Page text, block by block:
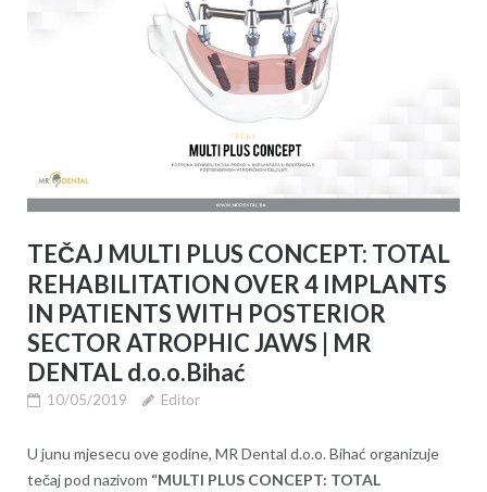
TEČAJ MULTI PLUS CONCEPT: TOTAL
REHABILITATION OVER 4 IMPLANTS
IN PATIENTS WITH POSTERIOR
SECTOR ATROPHIC JAWS | MR
DENTAL d.o.o.Bihać
10/05/2019 Editor
U junu mjesecu ove godine, MR Dental d.o.o. Bihać organizuje
tečaj pod nazivom “MULTI PLUS CONCEPT: TOTAL